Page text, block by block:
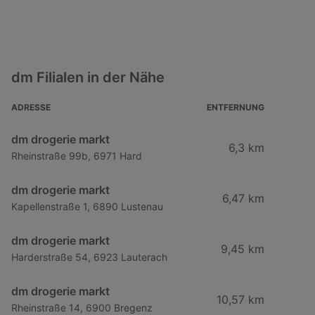
dm Filialen in der Nähe
ADRESSE ENTFERNUNG
dm drogerie markt
Rheinstraße 99b, 6971 Hard
6,3 km
dm drogerie markt
Kapellenstraße 1, 6890 Lustenau
6,47 km
dm drogerie markt
Harderstraße 54, 6923 Lauterach
9,45 km
dm drogerie markt
Rheinstraße 14, 6900 Bregenz
10,57 km